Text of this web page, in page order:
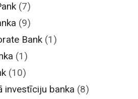
(7)
(9)
Bank (1)
(1)
(10)
investīciju banka (8)